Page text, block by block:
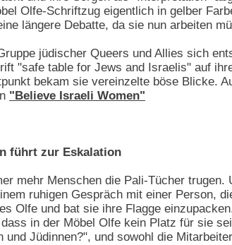
Olfe-Schriftzug eigentlich in gelber
längere Debatte, da sie nun arbeiten
jüdischer Queers und Allies sich
"safe table for Jews and Israelis" auf
bekam sie vereinzelte böse Blicke.
"Believe Israeli Women"
führt zur Eskalation
mehr Menschen die Pali-Tücher
ruhigen Gespräch mit einer Person,
Olfe und bat sie ihre Flagge
in der Möbel Olfe kein Platz für sie
und Jüdinnen?", und sowohl die